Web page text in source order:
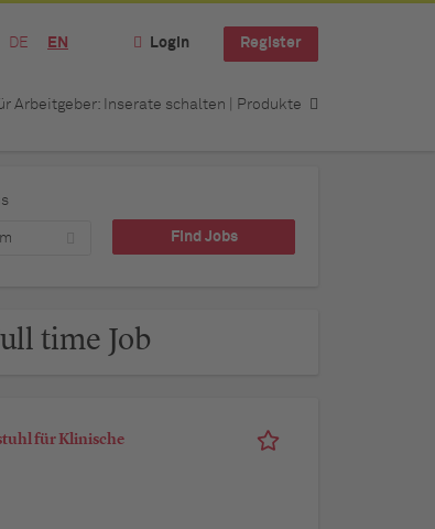
DE EN Login Register
Arbeitgeber: Inserate schalten | Produkte
time Job
für Klinische